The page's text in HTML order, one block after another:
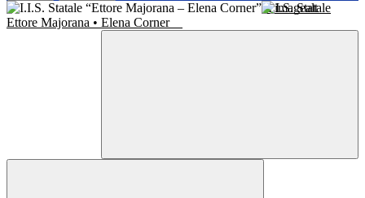
I.I.S. Statale
Ettore Majorana • Elena Corner